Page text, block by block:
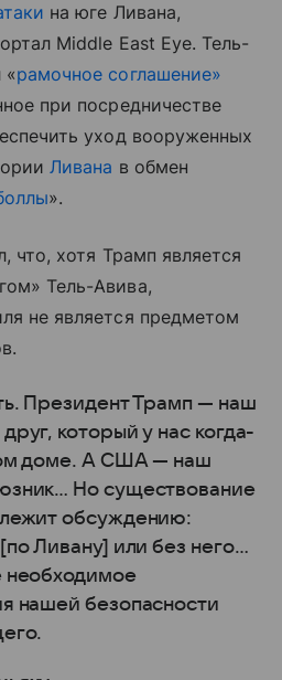
на юге Ливана,
Middle East Eye. Тель-
«рамочное соглашение»
при посредничестве
уход вооруженных
Ливана в обмен
».
что, хотя Трамп является
Тель-Авива,
не является предметом
Президент Трамп — наш
который у нас когда-
доме. А США — наш
Но существование
обсуждению:
Ливану] или без него…
необходимое
нашей безопасности